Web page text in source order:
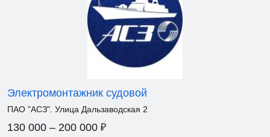
Электромонтажник судовой
ПАО "АСЗ". Улица Дальзаводская 2
130 000 – 200 000 ₽